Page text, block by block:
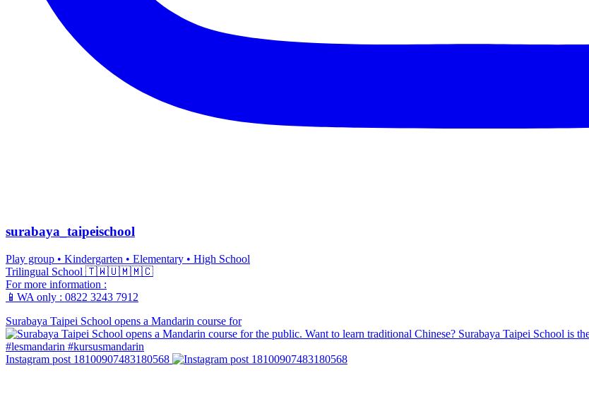
surabaya_taipeischool
Play group • Kindergarten • Elementary • High School
Trilingual School 🇹🇼🇺🇲🇲🇨
For more information :
📱WA only : 0822 3243 7912
Surabaya Taipei School opens a Mandarin course for
Instagram post 18100907483180568